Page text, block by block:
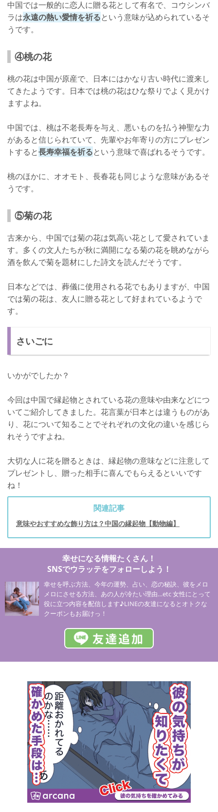
中国では一般的に恋人に贈る花として有名で、コウシンバ
ラは永遠の熱い愛情を祈るという意味が込められているそ
うです。
④桃の花
桃の花は中国が原産で、日本にはかなり古い時代に渡来し
てきたようです。日本では桃の花はひな祭りでよく見かけ
ますよね。
中国では、桃は不老長寿を与え、悪いものを払う神聖な力
があると信じられていて、先輩やお年寄りの方にプレゼン
トすると長寿幸福を祈るという意味で喜ばれるそうです。
桃のほかに、オオモト、長春花も同じような意味があるそ
うです。
⑤菊の花
古来から、中国では菊の花は気高い花として愛されていま
す。多くの文人たちが秋に満開になる菊の花を眺めながら
酒を飲んで菊を題材にした詩文を読んだそうです。
日本などでは、葬儀に使用される花でもありますが、中国
では菊の花は、友人に贈る花として好まれているようで
す。
さいごに
いかがでしたか？
今回は中国で縁起物とされている花の意味や由来などにつ
いてご紹介してきました。花言葉が日本とは違うものがあ
り、花について知ることでそれぞれの文化の違いを感じら
れそうですよね。
大切な人に花を贈るときは、縁起物の意味などに注意して
プレゼントし、贈った相手に喜んでもらえるといいです
ね！
関連記事
意味やおすすめな飾り方は？中国の縁起物【動物編】
幸せになる情報たくさん！
SNSでウラッテをフォローしよう！
幸せを呼ぶ方法、今年の運勢、占い、恋の秘訣、彼をメロ
メロにさせる方法、あの人が冷たい理由…etc 女性にとって
役に立つ内容を配信します♪LINEの友達になるとオトクな
クーポンもお届けっ！